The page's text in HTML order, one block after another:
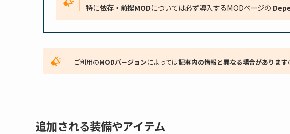
特に依存・前提MODについては必ず導入するMODページの
ご利用のMODバージョンによっては記事内の情報と異なる場合があります
追加される装備やアイテム